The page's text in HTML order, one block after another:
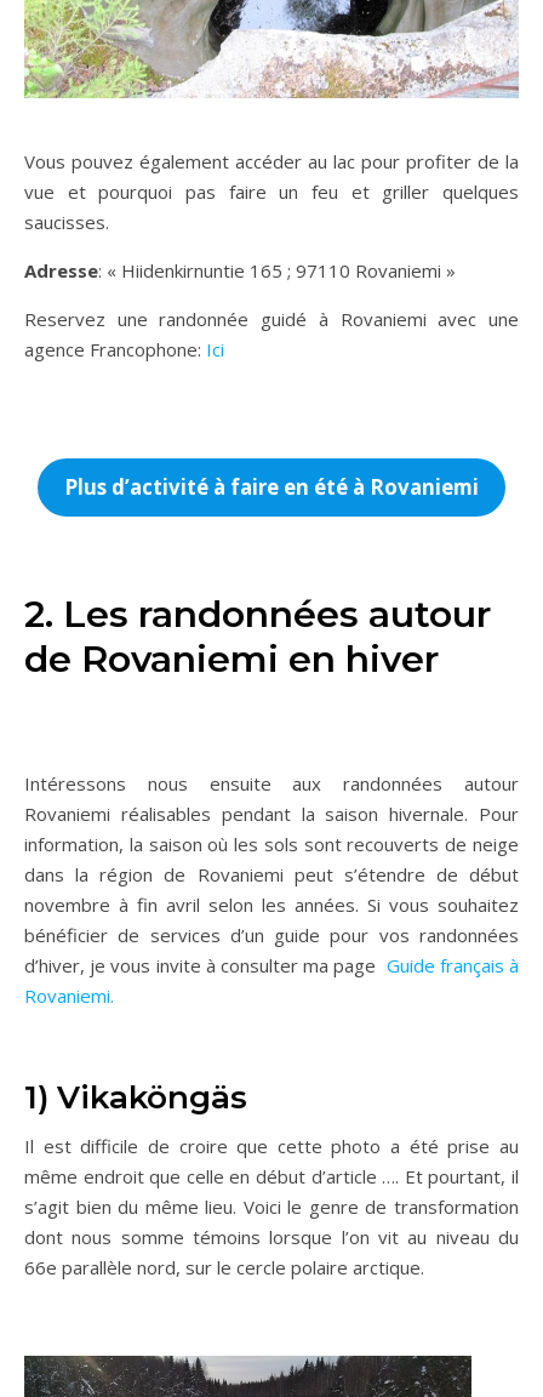
Vous pouvez également accéder au lac pour profiter de la
vue et pourquoi pas faire un feu et griller quelques
saucisses.
Adresse: « Hiidenkirnuntie 165 ; 97110 Rovaniemi »
Reservez une randonnée guidé à Rovaniemi avec une
agence Francophone: Ici
Plus d’activité à faire en été à Rovaniemi
2. Les randonnées autour
de Rovaniemi en hiver
Intéressons nous ensuite aux randonnées autour
Rovaniemi réalisables pendant la saison hivernale. Pour
information, la saison où les sols sont recouverts de neige
dans la région de Rovaniemi peut s’étendre de début
novembre à fin avril selon les années. Si vous souhaitez
bénéficier de services d’un guide pour vos randonnées
d’hiver, je vous invite à consulter ma page Guide français à
Rovaniemi.
1) Vikaköngäs
Il est difficile de croire que cette photo a été prise au
même endroit que celle en début d’article …. Et pourtant, il
s’agit bien du même lieu. Voici le genre de transformation
dont nous somme témoins lorsque l’on vit au niveau du
66e parallèle nord, sur le cercle polaire arctique.